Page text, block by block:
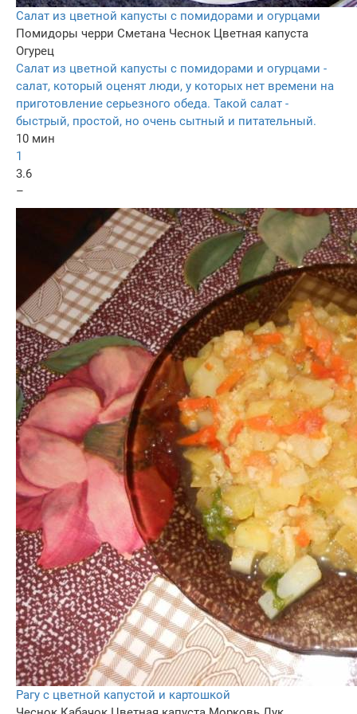
Салат из цветной капусты с помидорами и огурцами
Помидоры черри Сметана Чеснок Цветная капуста
Огурец
Салат из цветной капусты с помидорами и огурцами -
салат, который оценят люди, у которых нет времени на
приготовление серьезного обеда. Такой салат -
быстрый, простой, но очень сытный и питательный.
10 мин
1
3.6
–
Рагу с цветной капустой и картошкой